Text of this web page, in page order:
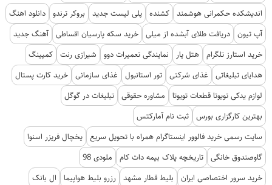
اندیشکده حکمرانی هوشمند کشنده پلی لیست جدید بروکر ترندو دانلود اهنگ
آپ تیون دریافت طلای آبشده از میلی خرید سکه پارسیان اقساطی آهنگ جدید
خرید استارز تلگرام هتل یار نمایندگی تعمیرات دوو شیرازی رنت کمپینگ
هدایای تبلیغاتی
غذای شرکتی تور استانبول غذای سازمانی خرید کارت پستال
لوازم یدکی تویوتا قطعات تویوتا
مشاوره حقوقی تبلیغات در گوگل
بهترین کارگزاری بورس ثبت نام آمارکتس
سایت رسمی خرید فالوور اینستاگرام همراه با تحویل سریع یخچال فریزر اسنوا
گاوصندوق خانگی تاریخچه پلاک بیمه دات کام
ملودی 98
خرید سرور اختصاصی ایران
بلیط قطار مشهد رزرو بلیط هواپیما
ال بانک